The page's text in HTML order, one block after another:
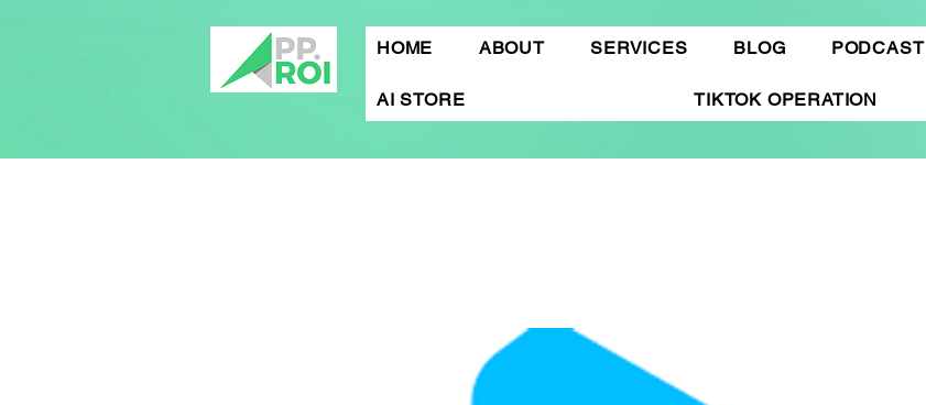
HOME ABOUT SERVICES BLOG PODCAST
AI STORE TIKTOK OPERATION